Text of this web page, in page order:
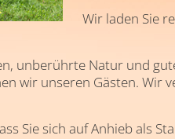
Wir laden Sie
unberührte Natur und
wir unseren Gästen. Wir
Sie sich auf Anhieb als